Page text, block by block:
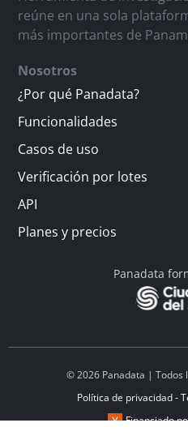
reúne en una sola
más importantes de
Nosotros
¿Por qué Panadata?
Funcionalidades
Casos de uso
Verificación por lotes
API
Planes y precios
Panadata
© 2026 Panadata | Todos
Política de privacidad -
Financiado